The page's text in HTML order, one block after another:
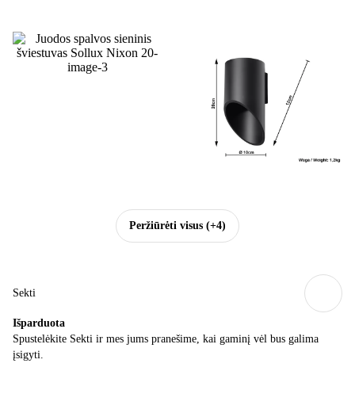
Peržiūrėti visus (+4)
Sekti
Išparduota
Spustelėkite Sekti ir mes jums pranešime, kai gaminį vėl bus galima
įsigyti.